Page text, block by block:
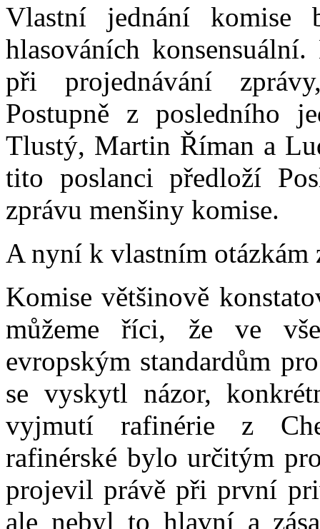
Vlastní jednání
hlasováních
při projednávání
Postupně z posledního
Tlustý, Martin Říman a
tito poslanci předloží
zprávu menšiny komise.
A nyní k vlastním otázkám
Komise většinově
můžeme říci, že ve
evropským standardům
se vyskytl názor,
vyjmutí rafinérie z
rafinérské bylo určitým
projevil právě při první
ale nebyl to hlavní a